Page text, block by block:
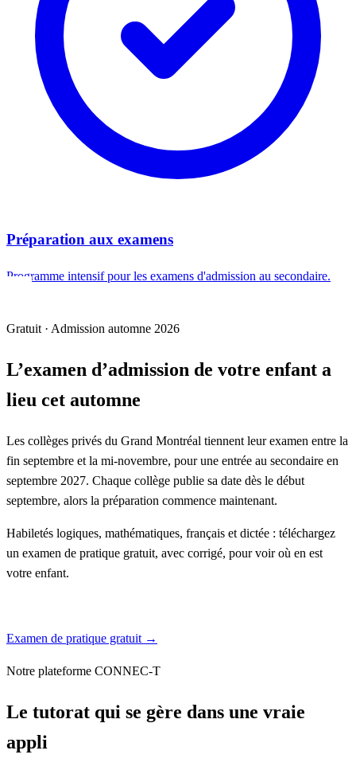
Préparation aux examens
Programme intensif pour les examens d'admission au secondaire.
Gratuit · Admission automne 2026
L’examen d’admission de votre enfant a
lieu cet automne
Les collèges privés du Grand Montréal tiennent leur examen entre la
fin septembre et la mi-novembre, pour une entrée au secondaire en
septembre 2027. Chaque collège publie sa date dès le début
septembre, alors la préparation commence maintenant.
Habiletés logiques, mathématiques, français et dictée : téléchargez
un examen de pratique gratuit, avec corrigé, pour voir où en est
votre enfant.
Examen de pratique gratuit →
Notre plateforme CONNEC-T
Le tutorat qui se gère dans une vraie
appli